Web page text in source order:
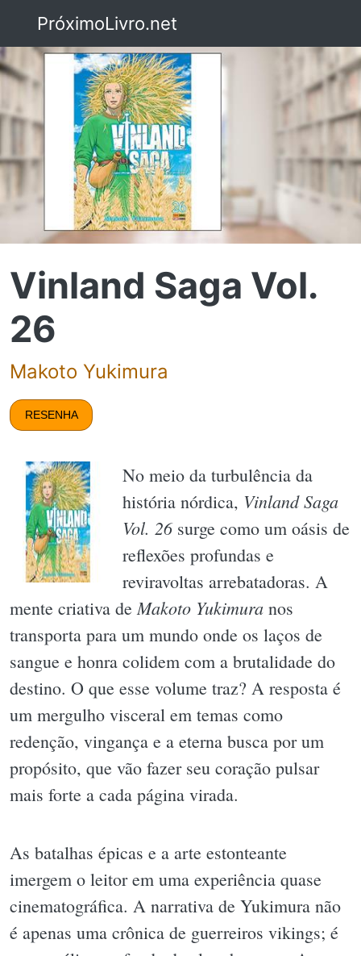
PróximoLivro.net
Vinland Saga Vol.
26
Makoto Yukimura
RESENHA
No meio da turbulência da
história nórdica, Vinland Saga
Vol. 26surge como um oásis de
reflexões profundas e
reviravoltas arrebatadoras. A
mente criativa deMakoto Yukimura nos
transporta para um mundo onde os laços de
sangue e honra colidem com a brutalidade do
destino. O que esse volume traz? A resposta é
um mergulho visceral em temas como
redenção, vingança e a eterna busca por um
propósito, que vão fazer seu coração pulsar
mais forte a cada página virada.
As batalhas épicas e a arte estonteante
imergem o leitor em uma experiência quase
cinematográfica. A narrativa de Yukimura não
é apenas uma crônica de guerreiros vikings; é